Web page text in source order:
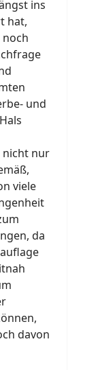
ins
hat,
und
nicht nur
viele
da
davon